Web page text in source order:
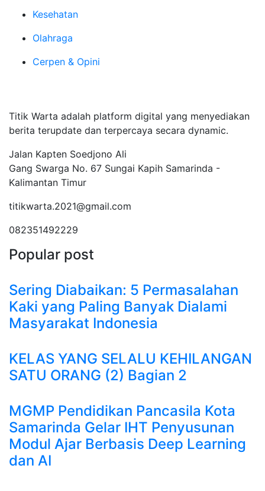
Kesehatan
Olahraga
Cerpen & Opini
Titik Warta adalah platform digital yang menyediakan
berita terupdate dan terpercaya secara dynamic.
Jalan Kapten Soedjono Ali
Gang Swarga No. 67 Sungai Kapih Samarinda -
Kalimantan Timur
titikwarta.2021@gmail.com
082351492229
Popular post
Sering Diabaikan: 5 Permasalahan
Kaki yang Paling Banyak Dialami
Masyarakat Indonesia
KELAS YANG SELALU KEHILANGAN
SATU ORANG (2) Bagian 2
MGMP Pendidikan Pancasila Kota
Samarinda Gelar IHT Penyusunan
Modul Ajar Berbasis Deep Learning
dan AI